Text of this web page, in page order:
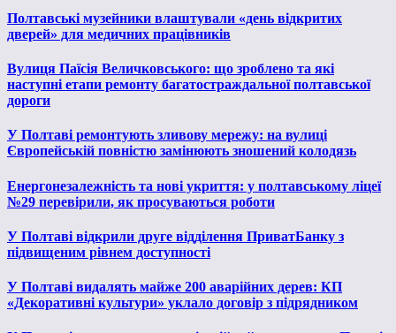
Полтавські музейники влаштували «день відкритих
дверей» для медичних працівників
Вулиця Паїсія Величковського: що зроблено та які
наступні етапи ремонту багатостраждальної полтавської
дороги
У Полтаві ремонтують зливову мережу: на вулиці
Європейській повністю замінюють зношений колодязь
Енергонезалежність та нові укриття: у полтавському ліцеї
№29 перевірили, як просуваються роботи
У Полтаві відкрили друге відділення ПриватБанку з
підвищеним рівнем доступності
У Полтаві видалять майже 200 аварійних дерев: КП
«Декоративні культури» уклало договір з підрядником